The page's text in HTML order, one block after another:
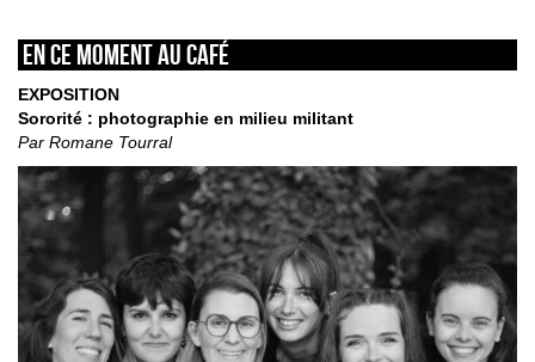
En ce moment au café
EXPOSITION
Sororité : photographie en milieu militant
Par Romane Tourral